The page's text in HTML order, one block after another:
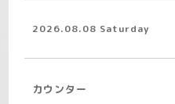
2026.08.08 Saturday
カウンター